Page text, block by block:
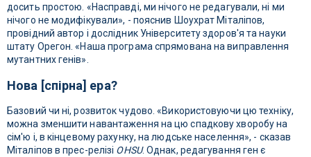
досить простою. «Насправді, ми нічого не редагували, ні ми
нічого не модифікували», - пояснив Шоухрат Міталіпов,
провідний автор і дослідник Університету здоров'я та науки
штату Орегон. «Наша програма спрямована на виправлення
мутантних генів».
Нова [спірна] ера?
Базовий чи ні, розвиток чудово. «Використовуючи цю техніку,
можна зменшити навантаження на цю спадкову хворобу на
сім'ю і, в кінцевому рахунку, на людське населення», - сказав
Міталіпов в прес-релізі OHSU.Однак, редагування ген є